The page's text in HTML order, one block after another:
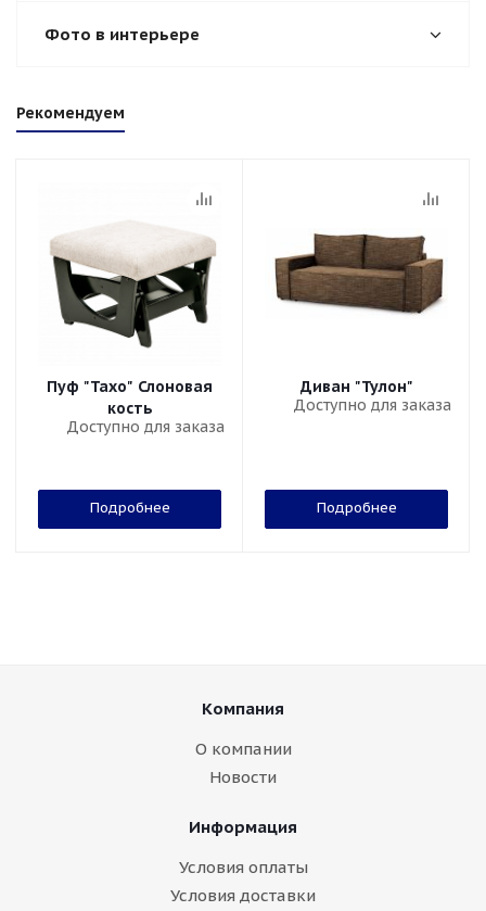
Фото в интерьере
Рекомендуем
Пуф "Тахо" Слоновая
кость
Доступно для заказа
Подробнее
Диван "Тулон"
Доступно для заказа
Подробнее
Компания
О компании
Новости
Информация
Условия оплаты
Условия доставки